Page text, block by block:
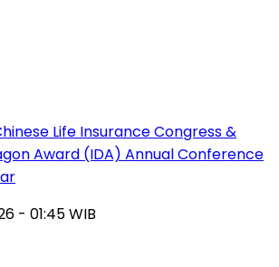
Life Insurance Congress &
Award (IDA) Annual Conference
- 01:45 WIB